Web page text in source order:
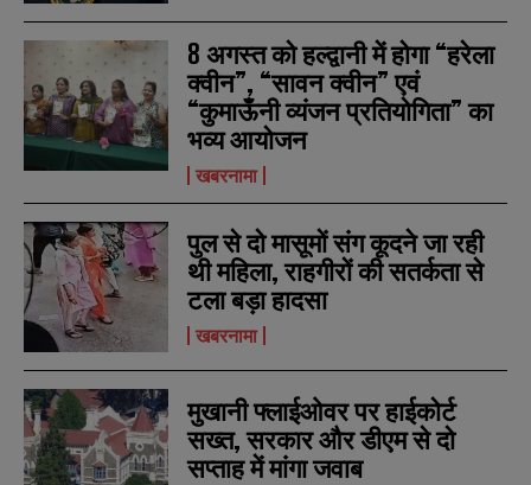
m
a
i
l
*
N
u
m
e
r
SUBMIT
m
a
i
l
*
N
u
m
e
r
SUBMIT
8 अगस्त को हल्द्वानी में होगा “हरेला
क्वीन”, “सावन क्वीन” एवं
“कुमाऊँनी व्यंजन प्रतियोगिता” का
भव्य आयोजन
खबरनामा
पुल से दो मासूमों संग कूदने जा रही
थी महिला, राहगीरों की सतर्कता से
टला बड़ा हादसा
खबरनामा
मुखानी फ्लाईओवर पर हाईकोर्ट
सख्त, सरकार और डीएम से दो
सप्ताह में मांगा जवाब